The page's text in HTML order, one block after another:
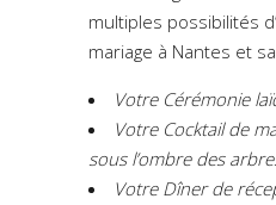
multiples possibilités
mariage à Nantes et
Votre Cérémonie
Votre Cocktail de
sous l’ombre des
Votre Dîner de